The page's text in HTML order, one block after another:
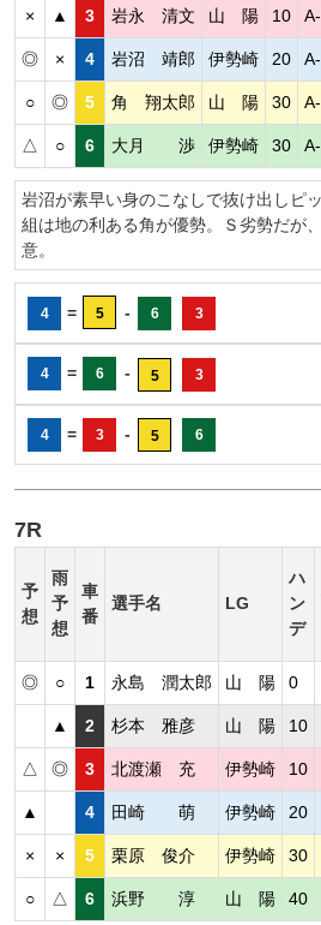
× ▲ 3 岩永 清文 山 陽 10
◎ × 4 岩沼 靖郎 伊勢崎 20
○ ◎ 5 角 翔太郎 山 陽 30
△ ○ 6 大月 渉 伊勢崎 30
岩沼が素早い身のこなしで抜け出しピ
組は地の利ある角が優勢。Ｓ劣勢だが
意。
4 = 5 - 6 3
4 = 6 - 5 3
4 = 3 - 5 6
7R
予
想
雨
予
想
車
番
選手名 LG
ハ
ン
デ
◎ ○ 1 永島 潤太郎 山 陽 0
▲ 2 杉本 雅彦 山 陽 10
△ ◎ 3 北渡瀬 充 伊勢崎 10
▲ 4 田崎 萌 伊勢崎 20
× × 5 栗原 俊介 伊勢崎 30
○ △ 6 浜野 淳 山 陽 40